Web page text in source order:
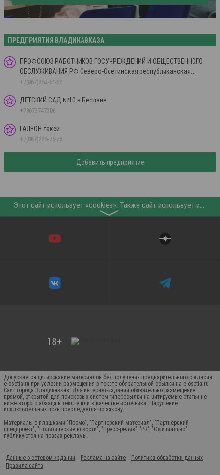
ПРЕДПРИЯТИЯ ВЛАДИКАВКАЗА
ПРОФСОЮЗ РАБОТНИКОВ ГОСУЧРЕЖДЕНИЙ И ОБЩЕСТВЕННОГО
ОБСЛУЖИВАНИЯ РФ Северо-Осетинская республиканская
организация
+7(867)253-61-62
ДЕТСКИЙ САД №10 в Беслане
+78673747306
ГАЛЕОН такси
+7(867)225-75-75
Добавить предприятие
Этот сайт использует «cookies». Также сайт использует интернет-сервис для сбора технических данных касательно посетителей с целью получения маркетинговой и статистической информации. Условия обработки данных посетителей сайта см.
〉
Допускается цитирование материалов без получения предварительного согласия
e-osetia.ru при условии размещения в тексте обязательной ссылки на e-osetia.ru -
Сайт города Владикавказ. Для интернет-изданий обязательно размещение
прямой, открытой для поисковых систем гиперссылки на цитируемые статьи не
ниже второго абзаца в тексте или в качестве источника. Нарушение
исключительных прав преследуется по закону.
Материалы с плашками "Промо", "Партнерский материал", "Партнерский
спецпроект", "Политические новости", "Пресс-релиз", "PR", "Официально"
публикуются на правах рекламы.
Данные о сетевом издании Реклама на сайте
Политика обработки данных
Правила сайта